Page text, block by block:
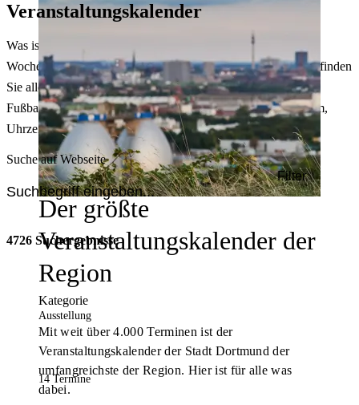
Der größte
Veranstaltungskalender der
Region
Mit weit über 4.000 Terminen ist der
Veranstaltungskalender der Stadt Dortmund der
umfangreichste der Region. Hier ist für alle was
dabei.
Veranstaltungskalender
Was ist heute in Dortmund los? Welche Konzerte gibt es am
Wochenende? Im größten Veranstaltungskalender Dortmunds finden
Sie alle Events – von der Stadt- oder Museumsführung übers
Fußballspiel bis zum Flohmarkt. Sie können dabei nach Datum,
Uhrzeit, Ort oder Art der Veranstaltung auswählen. Viel Spaß!
Suche auf Webseite
Filter
4726 Suchergebnisse
Kategorie
Ausstellung
14 Termine